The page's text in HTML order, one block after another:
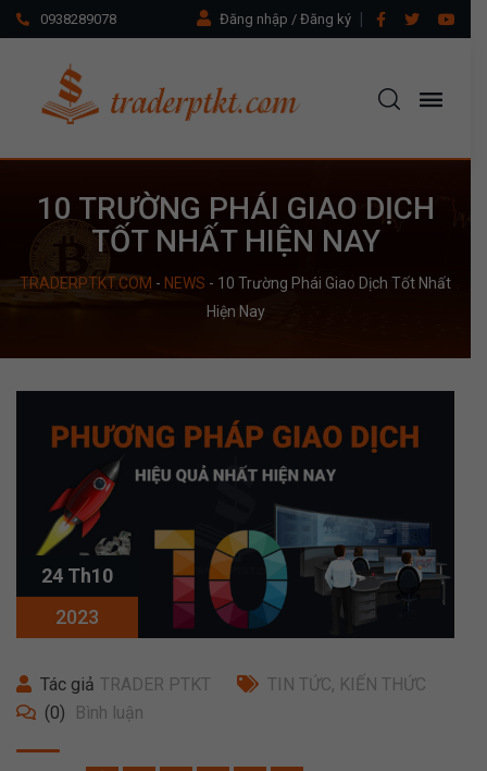
0938289078 Đăng nhập / Đăng ký
10 TRƯỜNG PHÁI GIAO DỊCH
TỐT NHẤT HIỆN NAY
TRADERPTKT.COM - NEWS - 10 Trường Phái Giao Dịch Tốt Nhất
Hiện Nay
24 Th10
2023
Tác giả TRADER PTKT TIN TỨC, KIẾN THỨC
(0)
Bình luận